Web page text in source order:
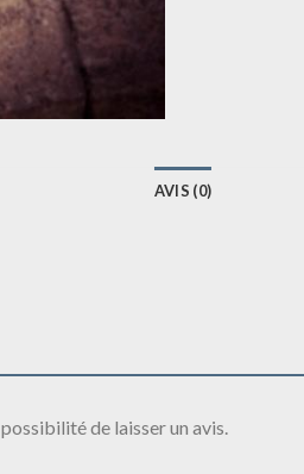
AVIS (0)
de laisser un avis.